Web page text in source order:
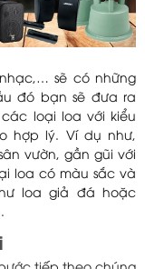
sẽ có những
đó bạn sẽ đưa ra
loại loa với kiểu
hợp lý. Ví dụ như,
vườn, gần gũi với
loa có màu sắc và
loa giả đá hoặc